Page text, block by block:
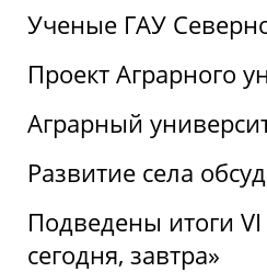
Ученые ГАУ
Проект Аграрного
Аграрный
Развитие села
Подведены итоги
сегодня, завтра»